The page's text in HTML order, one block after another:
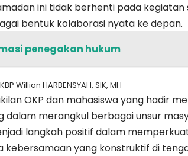
ini tidak berhenti pada kegiatan
bentuk kolaborasi nyata ke depan.
penegakan hukum
Willian HARBENSYAH, SIK, MH
OKP dan mahasiswa yang hadir
dalam merangkul berbagai unsur
langkah positif dalam
kebersamaan yang konstruktif di